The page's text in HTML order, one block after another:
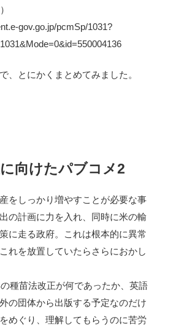
gov.go.jp/pcmSp/1031?
、とにかくまとめてみました。
向けたパブコメ2
をしっかり増やすことが必要な事
の計画に力を入れ、同時に米の輸
に走る政府。これは根本的に異常
れを放置していたらさらにおかし
種苗法改正が何であったか、英語
の団体から出版する予定なのだけ
めぐり、理解してもらうのに苦労